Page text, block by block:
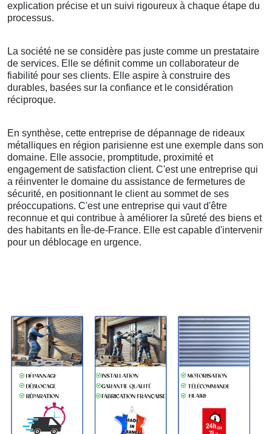
explication précise et un suivi rigoureux à chaque étape du
processus.
La société ne se considère pas juste comme un prestataire
de services. Elle se définit comme un collaborateur de
fiabilité pour ses clients. Elle aspire à construire des
durables, basées sur la confiance et le considération
réciproque.
En synthèse, cette entreprise de dépannage de rideaux
métalliques en région parisienne est une exemple dans son
domaine. Elle associe, promptitude, proximité et
engagement de satisfaction client. C'est une entreprise qui
a réinventer le domaine du assistance de fermetures de
sécurité, en positionnant le client au sommet de ses
préoccupations. C'est une entreprise qui vaut d'être
reconnue et qui contribue à améliorer la sûreté des biens et
des habitants en Île-de-France. Elle est capable d'intervenir
pour un déblocage en urgence.